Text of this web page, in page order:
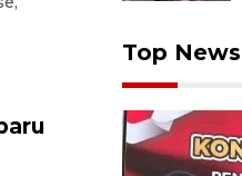
Top News